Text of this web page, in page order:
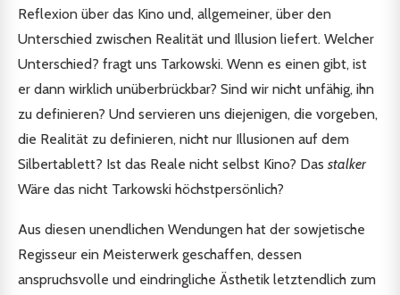
Reflexion über das Kino und, allgemeiner, über den
Unterschied zwischen Realität und Illusion liefert. Welcher
Unterschied? fragt uns Tarkowski. Wenn es einen gibt, ist
er dann wirklich unüberbrückbar? Sind wir nicht unfähig, ihn
zu definieren? Und servieren uns diejenigen, die vorgeben,
die Realität zu definieren, nicht nur Illusionen auf dem
Silbertablett? Ist das Reale nicht selbst Kino? Das stalker
Wäre das nicht Tarkowski höchstpersönlich?
Aus diesen unendlichen Wendungen hat der sowjetische
Regisseur ein Meisterwerk geschaffen, dessen
anspruchsvolle und eindringliche Ästhetik letztendlich zum